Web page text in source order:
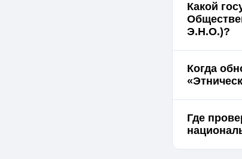
Какой
Э.Н.О.)?
Когда
Где